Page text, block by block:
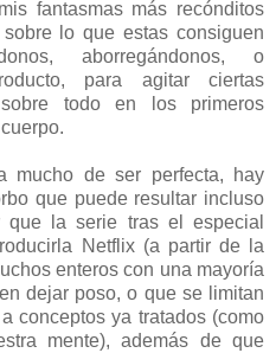
fantasmas más recónditos
lo que estas consiguen
aborregándonos, o
para agitar ciertas
todo en los primeros
mucho de ser perfecta, hay
que puede resultar incluso
que la serie tras el especial
Netflix (a partir de la
enteros con una mayoría
dejar poso, o que se limitan
conceptos ya tratados (como
mente), además de que